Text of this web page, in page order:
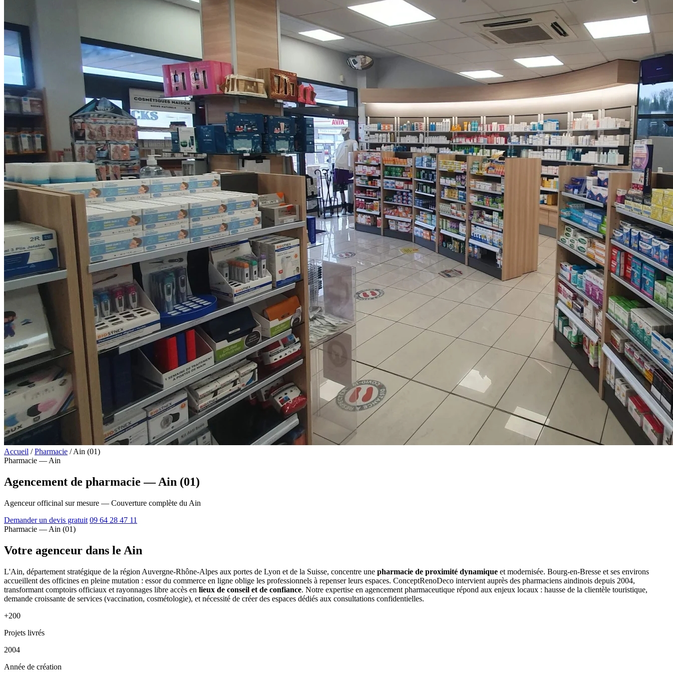
Accueil / Pharmacie / Ain (01)
Pharmacie — Ain
Agencement de pharmacie — Ain (01)
Agenceur officinal sur mesure — Couverture complète du Ain
Demander un devis gratuit 09 64 28 47 11
Pharmacie — Ain (01)
Votre agenceur dans le Ain
L'Ain, département stratégique de la région Auvergne-Rhône-Alpes aux portes de Lyon et de la Suisse, concentre une pharmacie de proximité dynamique et modernisée. Bourg-en-Bresse et ses environs
accueillent des officines en pleine mutation : essor du commerce en ligne oblige les professionnels à repenser leurs espaces. ConceptRenoDeco intervient auprès des pharmaciens aindinois depuis 2004,
transformant comptoirs officiaux et rayonnages libre accès en lieux de conseil et de confiance. Notre expertise en agencement pharmaceutique répond aux enjeux locaux : hausse de la clientèle touristique,
demande croissante de services (vaccination, cosmétologie), et nécessité de créer des espaces dédiés aux consultations confidentielles.
+200
Projets livrés
2004
Année de création